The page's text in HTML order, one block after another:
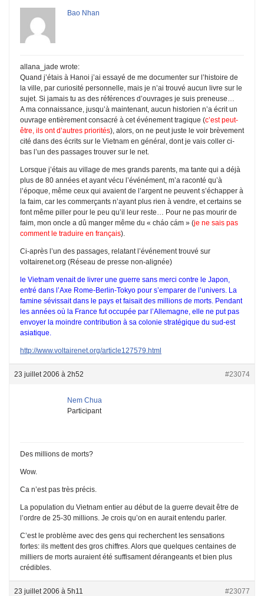
Bao Nhan
allana_jade wrote:
Quand j’étais à Hanoi j’ai essayé de me documenter sur l’histoire de
la ville, par curiosité personnelle, mais je n’ai trouvé aucun livre sur le
sujet. Si jamais tu as des références d’ouvrages je suis preneuse…
A ma connaissance, jusqu’à maintenant, aucun historien n’a écrit un
ouvrage entièrement consacré à cet événement tragique (c’est peut-
être, ils ont d’autres priorités), alors, on ne peut juste le voir brèvement
cité dans des écrits sur le Vietnam en général, dont je vais coller ci-
bas l’un des passages trouver sur le net.
Lorsque j’étais au village de mes grands parents, ma tante qui a déjà
plus de 80 années et ayant vécu l’événément, m’a raconté qu’à
l’époque, même ceux qui avaient de l’argent ne peuvent s’échapper à
la faim, car les commerçants n’ayant plus rien à vendre, et certains se
font même piller pour le peu qu’il leur reste… Pour ne pas mourir de
faim, mon oncle a dû manger même du « cháo cám » (je ne sais pas
comment le traduire en français).
Ci-après l’un des passages, relatant l’événement trouvé sur
voltairenet.org (Réseau de presse non-alignée)
le Vietnam venait de livrer une guerre sans merci contre le Japon,
entré dans l’Axe Rome-Berlin-Tokyo pour s’emparer de l’univers. La
famine sévissait dans le pays et faisait des millions de morts. Pendant
les années où la France fut occupée par l’Allemagne, elle ne put pas
envoyer la moindre contribution à sa colonie stratégique du sud-est
asiatique.
http://www.voltairenet.org/article127579.html
23 juillet 2006 à 2h52 #23074
Nem Chua
Participant
Des millions de morts?
Wow.
Ca n’est pas très précis.
La population du Vietnam entier au début de la guerre devait être de
l’ordre de 25-30 millions. Je crois qu’on en aurait entendu parler.
C’est le problème avec des gens qui recherchent les sensations
fortes: ils mettent des gros chiffres. Alors que quelques centaines de
milliers de morts auraient été suffisament dérangeants et bien plus
crédibles.
23 juillet 2006 à 5h11 #23077